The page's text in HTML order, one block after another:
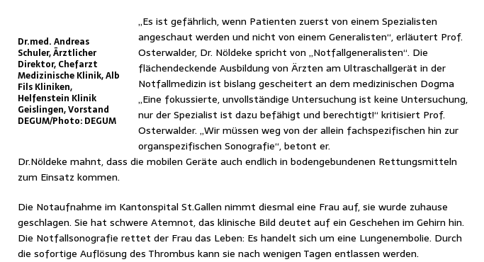
Dr.med. Andreas
Schuler, Ärztlicher
Direktor, Chefarzt
Medizinische Klinik, Alb
Fils Kliniken,
Helfenstein Klinik
Geislingen, Vorstand
DEGUM/Photo: DEGUM
„Es ist gefährlich, wenn Patienten zuerst von einem Spezialisten
angeschaut werden und nicht von einem Generalisten“, erläutert Prof.
Osterwalder, Dr. Nöldeke spricht von „Notfallgeneralisten“. Die
flächendeckende Ausbildung von Ärzten am Ultraschallgerät in der
Notfallmedizin ist bislang gescheitert an dem medizinischen Dogma
„Eine fokussierte, unvollständige Untersuchung ist keine Untersuchung,
nur der Spezialist ist dazu befähigt und berechtigt!“ kritisiert Prof.
Osterwalder. „Wir müssen weg von der allein fachspezifischen hin zur
organspezifischen Sonografie“, betont er.
Dr.Nöldeke mahnt, dass die mobilen Geräte auch endlich in bodengebundenen Rettungsmitteln
zum Einsatz kommen.
Die Notaufnahme im Kantonspital St.Gallen nimmt diesmal eine Frau auf, sie wurde zuhause
geschlagen. Sie hat schwere Atemnot, das klinische Bild deutet auf ein Geschehen im Gehirn hin.
Die Notfallsonografie rettet der Frau das Leben: Es handelt sich um eine Lungenembolie. Durch
die sofortige Auflösung des Thrombus kann sie nach wenigen Tagen entlassen werden.